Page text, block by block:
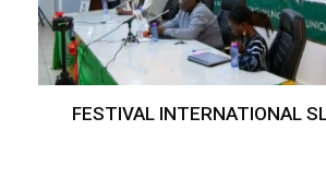
FESTIVAL INTERNATIONAL